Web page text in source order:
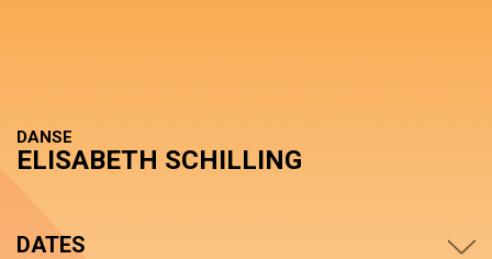
DANSE
ELISABETH SCHILLING
DATES